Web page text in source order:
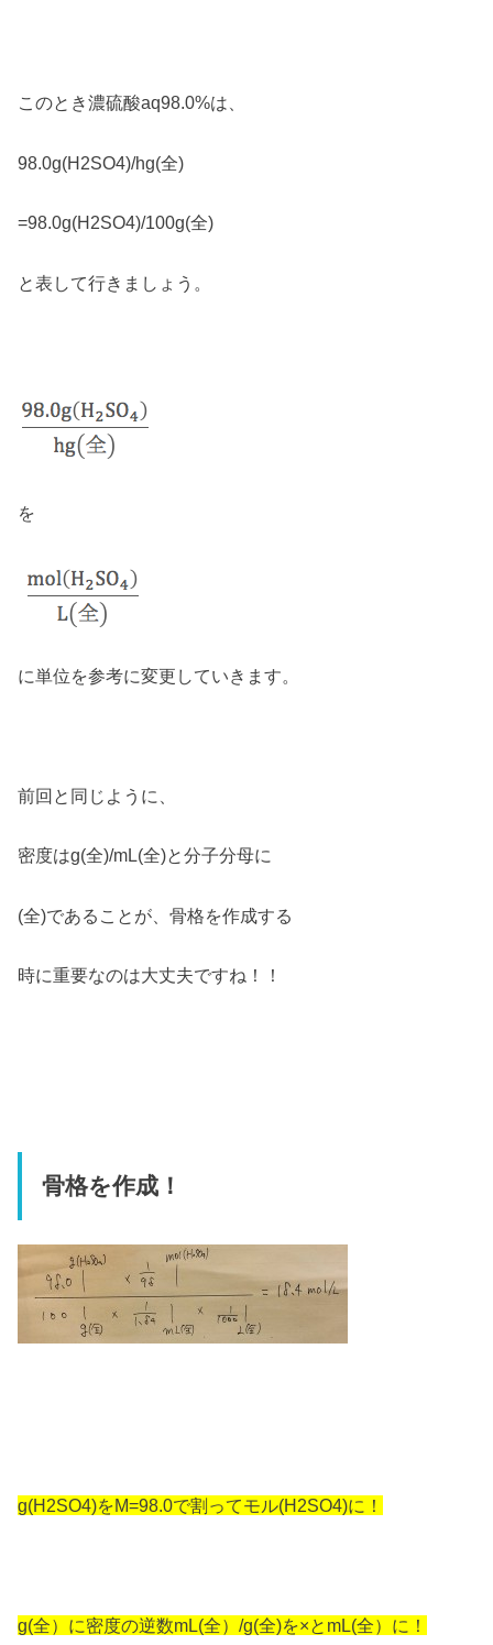
このとき濃硫酸aq98.0%は、
98.0g(H2SO4)/hg(全)
=98.0g(H2SO4)/100g(全)
と表して行きましょう。
を
に単位を参考に変更していきます。
前回と同じように、
密度はg(全)/mL(全)と分子分母に
(全)であることが、骨格を作成する
時に重要なのは大丈夫ですね！！
骨格を作成！
g(H2SO4)をM=98.0で割ってモル(H2SO4)に！
g(全）に密度の逆数mL(全）/g(全)を×とmL(全）に！